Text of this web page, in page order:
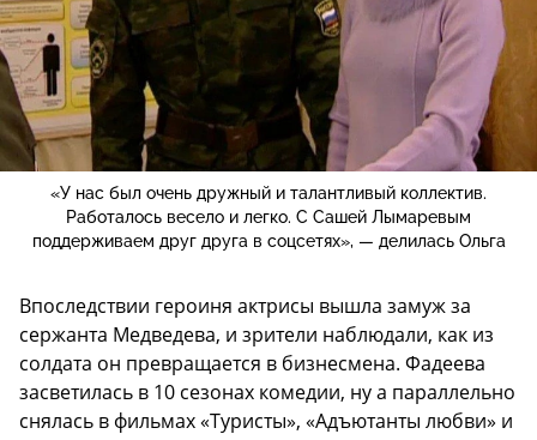
«У нас был очень дружный и талантливый коллектив.
Работалось весело и легко. С Сашей Лымаревым
поддерживаем друг друга в соцсетях», — делилась Ольга
Впоследствии героиня актрисы вышла замуж за
сержанта Медведева, и зрители наблюдали, как из
солдата он превращается в бизнесмена. Фадеева
засветилась в 10 сезонах комедии, ну а параллельно
снялась в фильмах «Туристы», «Адъютанты любви» и